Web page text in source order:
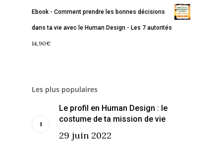
Ebook - Comment prendre les bonnes décisions
dans ta vie avec le Human Design - Les 7 autorités
14,90€
Les plus populaires
Le profil en Human Design : le
costume de ta mission de vie
29 juin 2022
La Boussole
Renaissance
Membership